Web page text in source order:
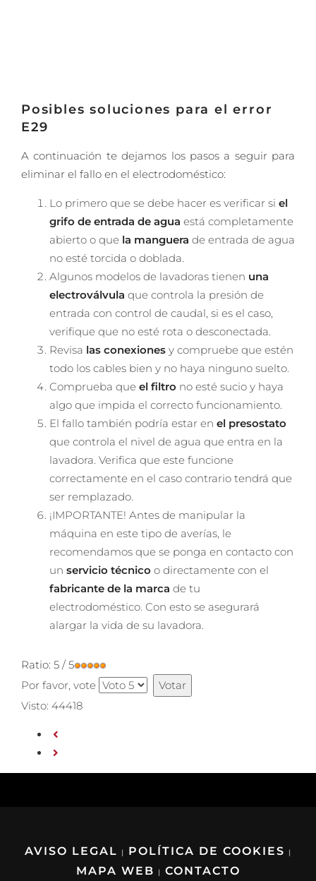
Posibles soluciones para el error
E29
A continuación te dejamos los pasos a seguir para
eliminar el fallo en el electrodoméstico:
Lo primero que se debe hacer es verificar si el
grifo de entrada de agua está completamente
abierto o que la manguera de entrada de agua
no esté torcida o doblada.
Algunos modelos de lavadoras tienen una
electroválvula que controla la presión de
entrada con control de caudal, si es el caso,
verifique que no esté rota o desconectada.
Revisa las conexiones y compruebe que estén
todo los cables bien y no haya ninguno suelto.
Comprueba que el filtro no esté sucio y haya
algo que impida el correcto funcionamiento.
El fallo también podría estar en el presostato
que controla el nivel de agua que entra en la
lavadora. Verifica que este funcione
correctamente en el caso contrario tendrá que
ser remplazado.
¡IMPORTANTE! Antes de manipular la
máquina en este tipo de averías, le
recomendamos que se ponga en contacto con
un servicio técnico o directamente con el
fabricante de la marca de tu
electrodoméstico. Con esto se asegurará
alargar la vida de su lavadora.
Ratio: 5 /5
Por favor, vote
Visto: 44418
AVISO LEGAL | POLÍTICA DE COOKIES |
MAPA WEB | CONTACTO